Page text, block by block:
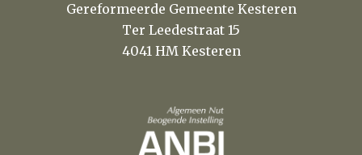
Gereformeerde Gemeente Kesteren
Ter Leedestraat 15
4041 HM Kesteren